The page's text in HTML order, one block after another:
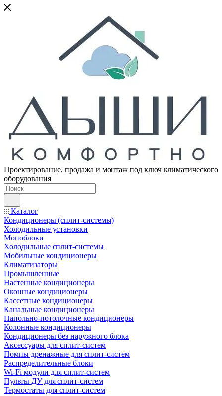
Проектирование, продажа и монтаж под ключ климатического
оборудования
Каталог
Кондиционеры (сплит-системы)
Холодильные установки
Моноблоки
Холодильные сплит-системы
Мобильные кондиционеры
Климатизаторы
Промышленные
Настенные кондиционеры
Оконные кондиционеры
Кассетные кондиционеры
Канальные кондиционеры
Напольно-потолочные кондиционеры
Колонные кондиционеры
Кондиционеры без наружного блока
Аксессуары для сплит-систем
Помпы дренажные для сплит-систем
Распределительные блоки
Wi-Fi модули для сплит-систем
Пульты ДУ для сплит-систем
Термостаты для сплит-систем